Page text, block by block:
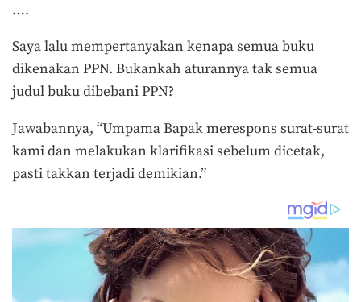
….
Saya lalu mempertanyakan kenapa semua buku
dikenakan PPN. Bukankah aturannya tak semua
judul buku dibebani PPN?
Jawabannya, “Umpama Bapak merespons surat-surat
kami dan melakukan klarifikasi sebelum dicetak,
pasti takkan terjadi demikian.”